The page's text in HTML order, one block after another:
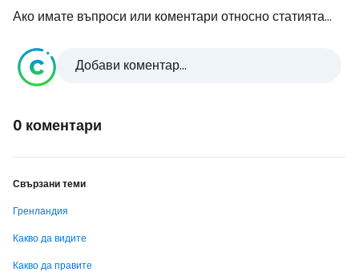
Ако имате въпроси или коментари относно статията...
Добави коментар...
0 коментари
Свързани теми
Гренландия
Какво да видите
Какво да правите